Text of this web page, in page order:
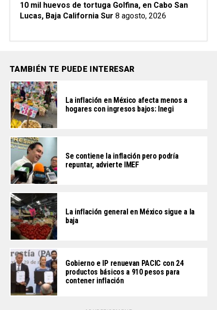
10 mil huevos de tortuga Golfina, en Cabo San
Lucas, Baja California Sur 8 agosto, 2026
TAMBIÉN TE PUEDE INTERESAR
La inflación en México afecta menos a
hogares con ingresos bajos: Inegi
Se contiene la inflación pero podría
repuntar, advierte IMEF
La inflación general en México sigue a la
baja
Gobierno e IP renuevan PACIC con 24
productos básicos a 910 pesos para
contener inflación